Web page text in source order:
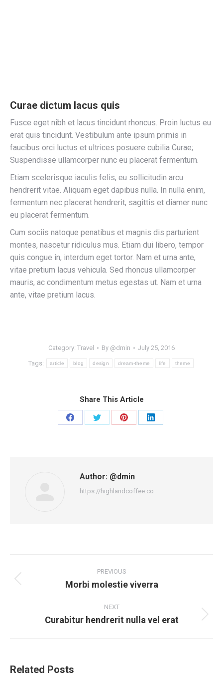
Curae dictum lacus quis
Fusce eget nibh et lacus tincidunt rhoncus. Proin luctus eu
erat quis tincidunt. Vestibulum ante ipsum primis in
faucibus orci luctus et ultrices posuere cubilia Curae;
Suspendisse ullamcorper nunc eu placerat fermentum.
Etiam scelerisque iaculis felis, eu sollicitudin arcu
hendrerit vitae. Aliquam eget dapibus nulla. In nulla enim,
fermentum nec placerat hendrerit, sagittis et diamer nunc
eu placerat fermentum.
Cum sociis natoque penatibus et magnis dis parturient
montes, nascetur ridiculus mus. Etiam dui libero, tempor
quis congue in, interdum eget tortor. Nam et urna ante,
vitae pretium lacus vehicula. Sed rhoncus ullamcorper
mauris, ac condimentum metus egestas ut. Nam et urna
ante, vitae pretium lacus.
Category: Travel By @dmin July 25, 2016
Tags: article blog design dream-theme life theme
Share This Article
Share
Share
Share
Share
Author: @dmin
https://highlandcoffee.co
navigation
PREVIOUS
Previous
Morbi molestie viverra
NEXT
Next
Curabitur hendrerit nulla vel erat
Related Posts